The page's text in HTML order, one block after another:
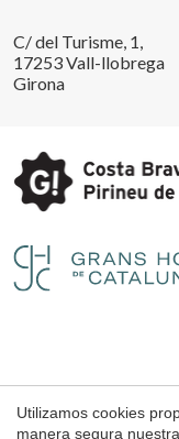
C/ del Turisme, 1,
17253 Vall-llobrega
Girona
Utilizamos cookies
manera segura